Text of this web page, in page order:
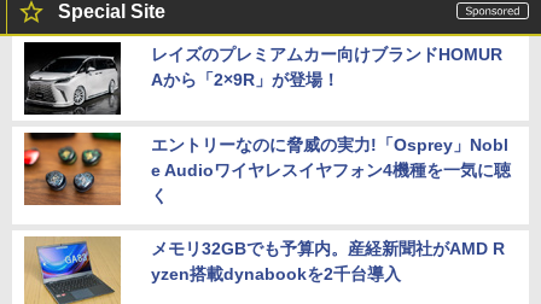
Special Site
レイズのプレミアムカー向けブランドHOMUR
Aから「2×9R」が登場！
エントリーなのに脅威の実力!「Osprey」Nobl
e Audioワイヤレスイヤフォン4機種を一気に聴
く
メモリ32GBでも予算内。産経新聞社がAMD R
yzen搭載dynabookを2千台導入